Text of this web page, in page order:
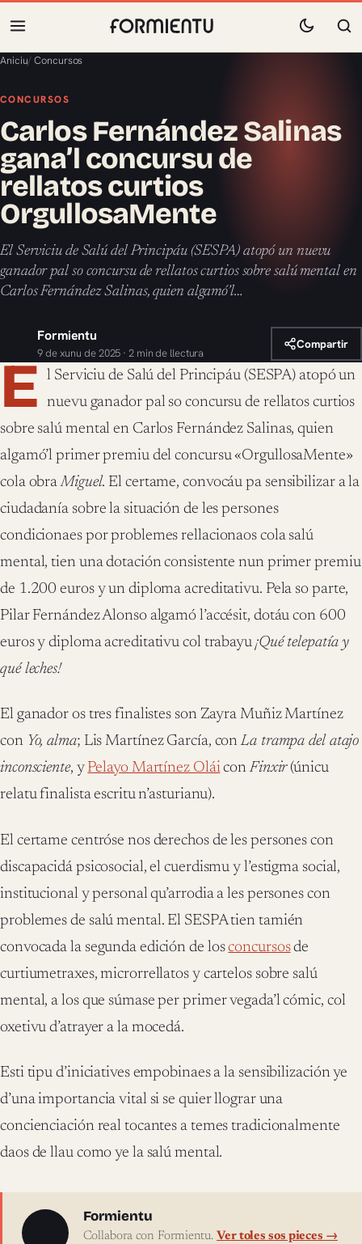
Aniciu/Concursos
CONCURSOS
Carlos Fernández Salinas
gana’l concursu de
rellatos curtios
OrgullosaMente
El Serviciu de Salú del Principáu (SESPA) atopó un nuevu
ganador pal so concursu de rellatos curtios sobre salú mental en
Carlos Fernández Salinas, quien algamó’l…
Formientu
9 de xunu de 2025 · 2 min de llectura
Compartir
E l Serviciu de Salú del Principáu (SESPA) atopó un
nuevu ganador pal so concursu de rellatos curtios
sobre salú mental en Carlos Fernández Salinas, quien
algamó’l primer premiu del concursu «OrgullosaMente»
cola obraMiguel. El certame, convocáu pa sensibilizar a la
ciudadanía sobre la situación de les persones
condicionaes por problemes rellacionaos cola salú
mental, tien una dotación consistente nun primer premiu
de 1.200 euros y un diploma acreditativu. Pela so parte,
Pilar Fernández Alonso algamó l’accésit, dotáu con 600
euros y diploma acreditativu col trabayu ¡Qué telepatía y
qué leches!
El ganador os tres finalistes son Zayra Muñiz Martínez
con Yo, alma; Lis Martínez García, conLa trampa del atajo
inconsciente, y Pelayo Martínez OláiconFinxir(únicu
relatu finalista escritu n’asturianu).
El certame centróse nos derechos de les persones con
discapacidá psicosocial, el cuerdismu y l’estigma social,
institucional y personal qu’arrodia a les persones con
problemes de salú mental. El SESPA tien tamién
convocada la segunda edición de losconcursosde
curtiumetraxes, microrrellatos y cartelos sobre salú
mental, a los que súmase per primer vegada’l cómic, col
oxetivu d’atrayer a la mocedá.
Esti tipu d’iniciatives empobinaes a la sensibilización ye
d’una importancia vital si se quier llograr una
concienciación real tocantes a temes tradicionalmente
daos de llau como ye la salú mental.
Sobre l'autor
Formientu
Collabora con Formientu. Ver toles sos pieces →